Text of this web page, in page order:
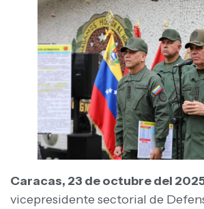
Caracas, 23 de octubre del
vicepresidente sectorial de